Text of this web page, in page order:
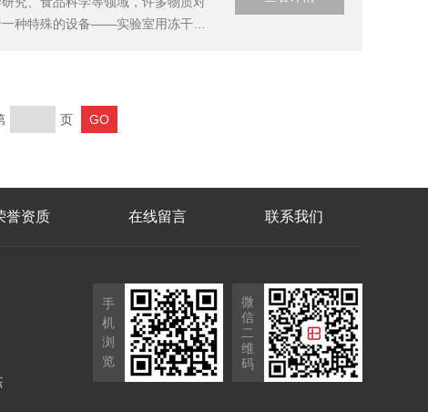
种特殊的设备——实验室用冻干机
页
誉资质 在线留言 联系我们
手
机
浏
览
微
信
二
维
码